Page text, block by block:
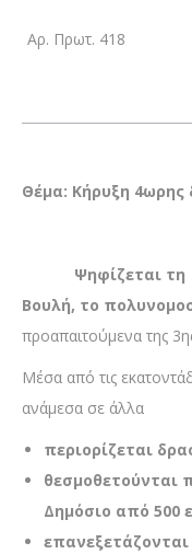
Αρ. Πρωτ. 418
Θέμα: Κήρυξη 4ωρης
Ψηφίζεται τη
Βουλή, το
προαπαιτούμενα της
Μέσα από τις
ανάμεσα σε άλλα
περιορίζεται
θεσμοθετούνται
Δημόσιο από 500